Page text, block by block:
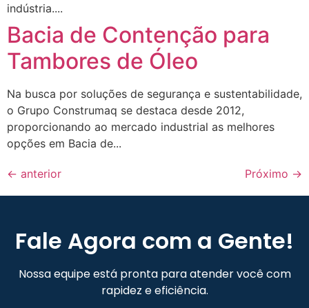
indústria....
Bacia de Contenção para
Tambores de Óleo
Na busca por soluções de segurança e sustentabilidade,
o Grupo Construmaq se destaca desde 2012,
proporcionando ao mercado industrial as melhores
opções em Bacia de...
← anterior Próximo →
Fale Agora com a Gente!
Nossa equipe está pronta para atender você com
rapidez e eficiência.